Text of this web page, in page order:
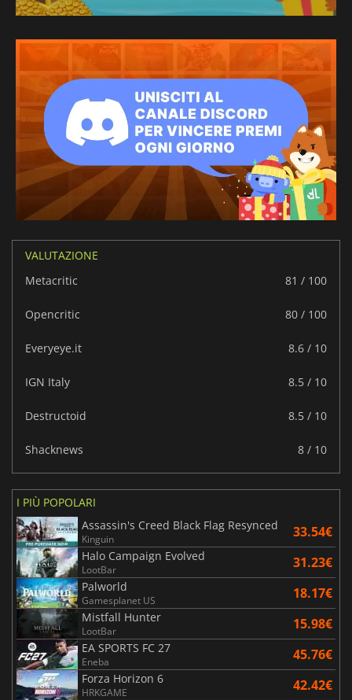
VALUTAZIONE
Metacritic
81 / 100
Opencritic 80 / 100
Everyeye.it 8.6 / 10
IGN Italy 8.5 / 10
Destructoid 8.5 / 10
Shacknews 8 / 10
I PIÙ POPOLARI
Assassin's Creed Black Flag Resynced
Kinguin 33.54€
Halo Campaign Evolved
LootBar 31.23€
Palworld
Gamesplanet US 18.17€
Mistfall Hunter
LootBar 15.98€
EA SPORTS FC 27
Eneba 45.76€
Forza Horizon 6
HRKGAME 42.42€